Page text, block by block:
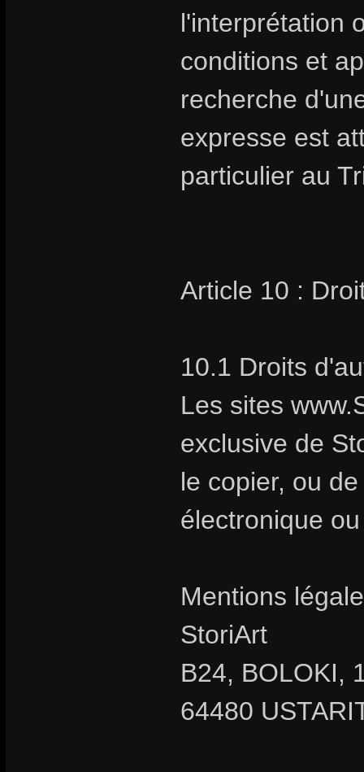
l'interprétation
conditions et
recherche
expresse est
particulier au
Article 10 :
10.1 Droits
Les sites
exclusive de
le copier, ou
électronique
Mentions
StoriArt
B24, BOLOKI,
64480